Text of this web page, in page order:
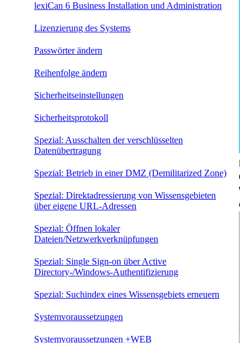
lexiCan 6 Business Installation und Administration
Lizenzierung des Systems
Passwörter ändern
Reihenfolge ändern
Sicherheitseinstellungen
Sicherheitsprotokoll
Spezial: Ausschalten der verschlüsselten
Datenübertragung
Spezial: Betrieb in einer DMZ (Demilitarized Zone)
Spezial: Direktadressierung von Wissensgebieten
über eigene URL-Adressen
Spezial: Öffnen lokaler
Dateien/Netzwerkverknüpfungen
Spezial: Single Sign-on über Active
Directory-/Windows-Authentifizierung
Spezial: Suchindex eines Wissensgebiets erneuern
Systemvoraussetzungen
Systemvoraussetzungen +WEB